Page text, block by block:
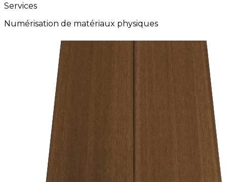
Services
Numérisation de matériaux physiques